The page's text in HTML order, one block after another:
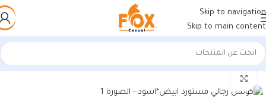
Skip to navigation
Skip to main content
الرئيسية/أحذية رجالي/كوتشي رجالي